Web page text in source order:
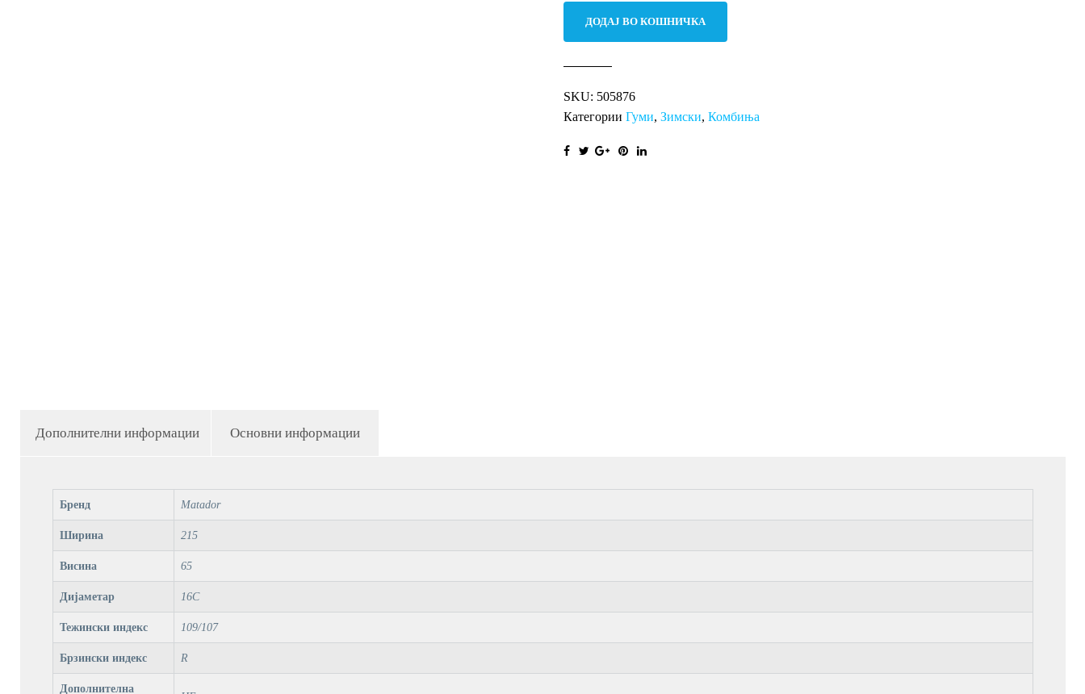
8
количина
ДОДАЈ ВО КОШНИЧКА
SKU: 505876
Категории Гуми, Зимски, Комбиња
Дополнителни информации Основни информации
Бренд Matador
Ширина 215
Висина 65
Дијаметар 16C
Тежински индекс 109/107
Брзински индекс R
Дополнителна